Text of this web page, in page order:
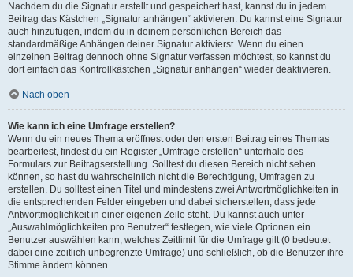
Nachdem du die Signatur erstellt und gespeichert hast, kannst du in jedem
Beitrag das Kästchen „Signatur anhängen“ aktivieren. Du kannst eine Signatur
auch hinzufügen, indem du in deinem persönlichen Bereich das
standardmäßige Anhängen deiner Signatur aktivierst. Wenn du einen
einzelnen Beitrag dennoch ohne Signatur verfassen möchtest, so kannst du
dort einfach das Kontrollkästchen „Signatur anhängen“ wieder deaktivieren.
Nach oben
Wie kann ich eine Umfrage erstellen?
Wenn du ein neues Thema eröffnest oder den ersten Beitrag eines Themas
bearbeitest, findest du ein Register „Umfrage erstellen“ unterhalb des
Formulars zur Beitragserstellung. Solltest du diesen Bereich nicht sehen
können, so hast du wahrscheinlich nicht die Berechtigung, Umfragen zu
erstellen. Du solltest einen Titel und mindestens zwei Antwortmöglichkeiten in
die entsprechenden Felder eingeben und dabei sicherstellen, dass jede
Antwortmöglichkeit in einer eigenen Zeile steht. Du kannst auch unter
„Auswahlmöglichkeiten pro Benutzer“ festlegen, wie viele Optionen ein
Benutzer auswählen kann, welches Zeitlimit für die Umfrage gilt (0 bedeutet
dabei eine zeitlich unbegrenzte Umfrage) und schließlich, ob die Benutzer ihre
Stimme ändern können.